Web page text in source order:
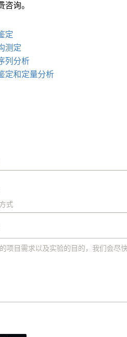
咨询。
定
测定
列分析
定和定量分析